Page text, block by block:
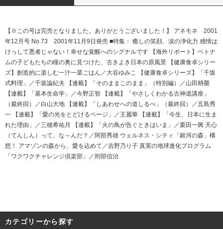
【※この号は完売となりました。ありがとうございました！】 アネモネ 2001
年12月号 No.73 2001年11月9日発売 ■特集： 癒しの笑顔、涙の浄化力 感情は
けっして悪者じゃない！幸せな覚醒へのシグナルです 【海外リポート】ベトナ
ムの子どもたちの瞳の奥に見つけた、古きよき日本の原風景 【健康食卓シリー
ズ】創造的に楽しむ一汁一菜ごはん／大谷ゆみこ 【健康食卓シリーズ】「千坂
式料理」／千坂論紀夫 【連載】「そのままこのまま」（特別編）／山田耕榮
【連載】「基本生命学」／今野正智 【連載】「やさしくわかる古神道講座」
（最終回）／白山大地 【連載】「しあわせへの道しるべ」（最終回）／五島秀
一 【連載】「愛の光をとどけるページ」／王麗華 【連載】「今生、日本に生ま
れた理由」／三穂希祐月 【連載】「火の鳥が告ぐときはいま」／栗田一興 天心
（てんしん）って、な～んだ？／阿部秀雄 ウェルネス・シティ「銀河の森」構
想！ アマゾンの森から、愛を込めて／吉野乃り子 真実の地球進化プログラム
「ワクワクチャレンジ倶楽部」／刑部信治
カテゴリーから探す